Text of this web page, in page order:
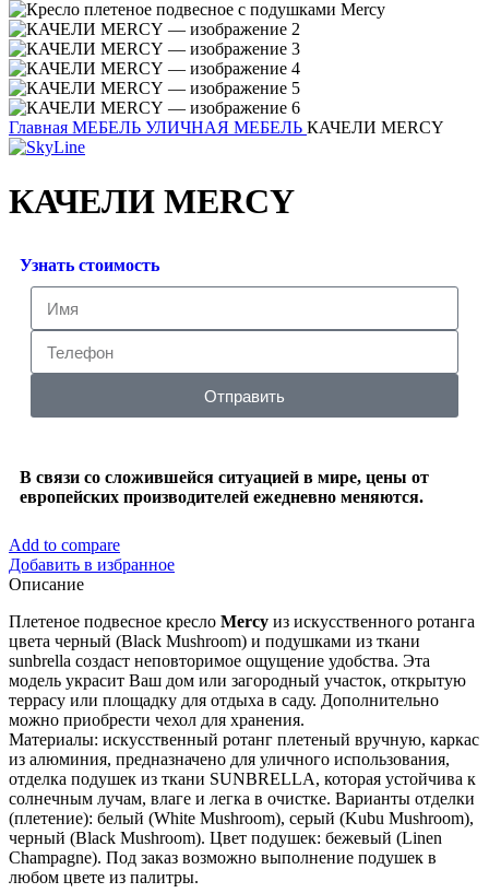
Главная МЕБЕЛЬ УЛИЧНАЯ МЕБЕЛЬ КАЧЕЛИ MERCY
КАЧЕЛИ MERCY
Узнать стоимость
Отправить
В связи со сложившейся ситуацией в мире, цены от
европейских производителей ежедневно меняются.
Add to compare
Добавить в избранное
Описание
Плетеное подвесное кресло Mercy из искусственного ротанга
цвета черный (Black Mushroom) и подушками из ткани
sunbrella создаст неповторимое ощущение удобства. Эта
модель украсит Ваш дом или загородный участок, открытую
террасу или площадку для отдыха в саду. Дополнительно
можно приобрести чехол для хранения.
Материалы: искусственный ротанг плетеный вручную, каркас
из алюминия, предназначено для уличного использования,
отделка подушек из ткани SUNBRELLA, которая устойчива к
солнечным лучам, влаге и легка в очистке. Варианты отделки
(плетение): белый (White Mushroom), серый (Kubu Mushroom),
черный (Black Mushroom). Цвет подушек: бежевый (Linen
Champagne). Под заказ возможно выполнение подушек в
любом цвете из палитры.